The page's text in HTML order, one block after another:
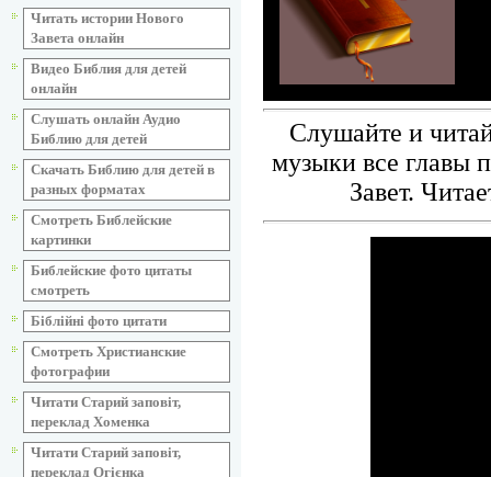
Читать истории Нового
Завета онлайн
Видео Библия для детей
онлайн
Слушать онлайн Аудио
Библию для детей
Скачать Библию для детей в
разных форматах
Смотреть Библейские
картинки
Библейские фото цитаты
смотреть
Біблійні фото цитати
Смотреть Христианские
фотографии
Читати Старий заповіт,
переклад Хоменка
Читати Старий заповіт,
переклад Огієнка
Слушайте и
музыки все главы
Завет.